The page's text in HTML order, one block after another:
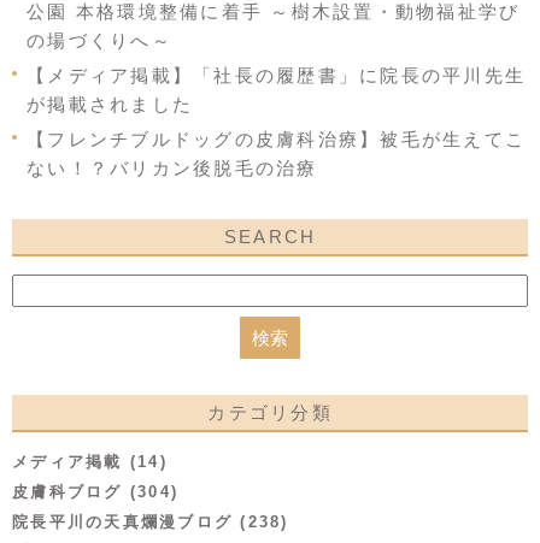
公園 本格環境整備に着手 ～樹木設置・動物福祉学び
の場づくりへ～
【メディア掲載】「社長の履歴書」に院長の平川先生
が掲載されました
【フレンチブルドッグの皮膚科治療】被毛が生えてこ
ない！？バリカン後脱毛の治療
SEARCH
カテゴリ分類
メディア掲載 (14)
皮膚科ブログ (304)
院長平川の天真爛漫ブログ (238)